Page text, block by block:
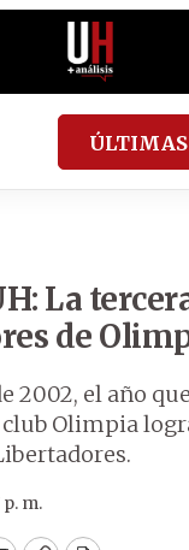
La
de
2002, el año
Olimpia
p. m.